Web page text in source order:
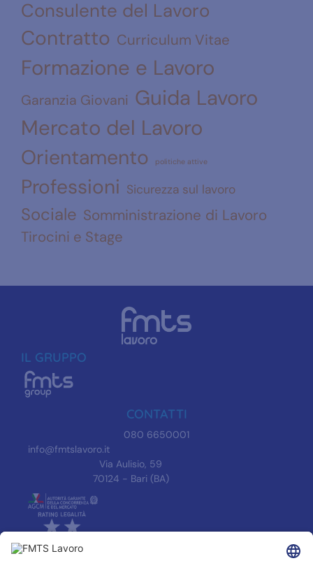
Consulente del Lavoro
Contratto Curriculum Vitae
Formazione e Lavoro
Garanzia Giovani Guida Lavoro
Mercato del Lavoro
Orientamento politiche attive
Professioni Sicurezza sul lavoro
Sociale Somministrazione di Lavoro
Tirocini e Stage
IL GRUPPO
CONTATTI
080 6650001
info@fmtslavoro.it
Via Aulisio, 59
70124 - Bari (BA)